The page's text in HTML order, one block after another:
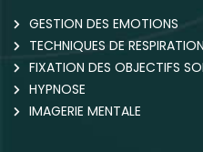
GESTION DES EMOTIONS
TECHNIQUES DE RESPIRATION
FIXATION DES OBJECTIFS
HYPNOSE
IMAGERIE MENTALE